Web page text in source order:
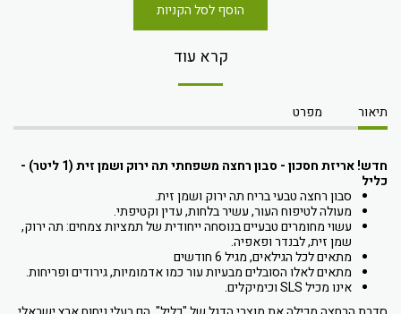
הוסף לסל הקניות
קרא עוד
תיאור מפרט
חדש! אריזת חסכון - סבון רחצה משפחתי תה ירוק ושמן זית (1 ליטר) -
כליל
סבון רחצה טבעי בריח תה ירוק ושמן זית.
מעולה לטיפוח העור, עשיר בלחות, עדין וקטיפתי.
עשוי מחומרים טבעיים בנוסחה ייחודית של תמציות צמחים: תה ירוק,
שמן זית, לבנדר ופאפיה.
מתאים לכל הגילאים, מגיל 6 חודשים
מתאים לאלו הסובלים מבעיות עור כמו אדמומיות, גירודים ופריחות.
אינו מכיל SLS וכימיקלים.